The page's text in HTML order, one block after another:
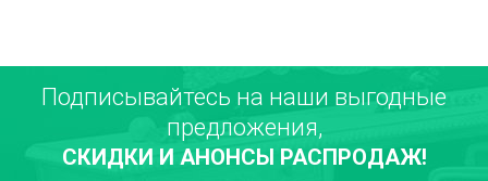
Ваше имя
Подписывайтесь на наши выгодные
предложения,
СКИДКИ И АНОНСЫ РАСПРОДАЖ!